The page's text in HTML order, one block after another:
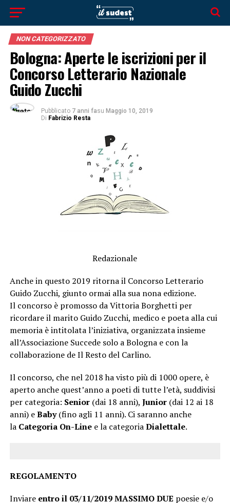
NON CATEGORIZZATO
Bologna: Aperte le iscrizioni per il
Concorso Letterario Nazionale
Guido Zucchi
Pubblicato 7 anni fasu Maggio 10, 2019
Di Fabrizio Resta
Redazionale
Anche in questo 2019 ritorna il Concorso Letterario
Guido Zucchi, giunto ormai alla sua nona edizione.
Il concorso è promosso da Vittoria Borghetti per
ricordare il marito Guido Zucchi, medico e poeta alla cui
memoria è intitolata l’iniziativa, organizzata insieme
all’Associazione Succede solo a Bologna e con la
collaborazione de Il Resto del Carlino.
Il concorso, che nel 2018 ha visto più di 1000 opere, è
aperto anche quest’anno a poeti di tutte l’età, suddivisi
per categoria: Senior(dai 18 anni), Junior(dai 12 ai 18
anni) eBaby(fino agli 11 anni). Ci saranno anche
la Categoria On-Linee la categoriaDialettale.
REGOLAMENTO
Inviareentro il 03/11/2019 MASSIMO DUE poesie e/o